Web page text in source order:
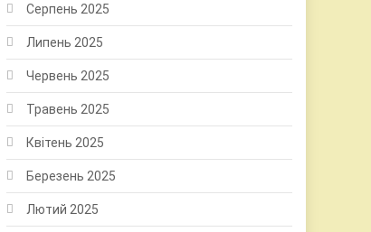
Серпень 2025
Липень 2025
Червень 2025
Травень 2025
Квітень 2025
Березень 2025
Лютий 2025